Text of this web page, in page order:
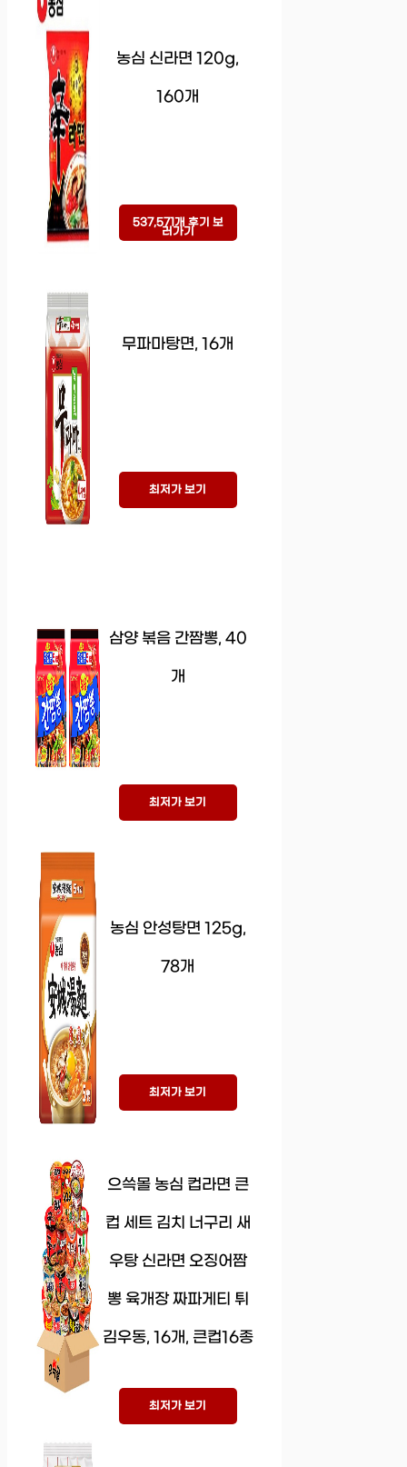
농심 신라면 120g,
160개
537,571개 후기 보
러가기
무파마탕면, 16개
최저가 보기
삼양 볶음 간짬뽕, 40
개
최저가 보기
농심 안성탕면 125g,
78개
최저가 보기
으쓱몰 농심 컵라면 큰
컵 세트 김치 너구리 새
우탕 신라면 오징어짬
뽕 육개장 짜파게티 튀
김우동, 16개, 큰컵16종
최저가 보기